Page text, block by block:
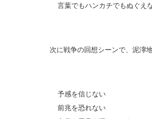
言葉でもハンカチでもぬぐえ
次に戦争の回想シーンで、泥濘
予感を信じない
前兆を恐れない